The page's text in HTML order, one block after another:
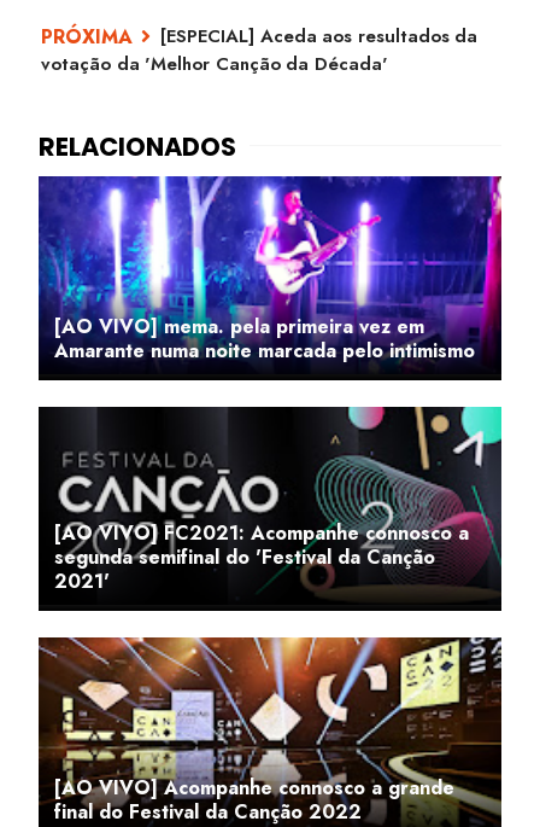
[ESPECIAL] Aceda aos resultados da
votação da 'Melhor Canção da Década'
[AO VIVO] mema. pela primeira vez em
Amarante numa noite marcada pelo intimismo
[AO VIVO] FC2021: Acompanhe connosco a
segunda semifinal do 'Festival da Canção
2021'
[AO VIVO] Acompanhe connosco a grande
final do Festival da Canção 2022